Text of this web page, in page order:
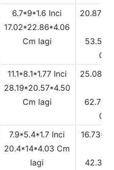
6.7*9*1.6 Inci
17.02*22.86*4.06
Cm lagi
11.1*8.1*1.77 Inci
28.19*20.57*4.50
Cm lagi
7.9*5.4*1.7 Inci
20.4*14*4.03 Cm
lagi